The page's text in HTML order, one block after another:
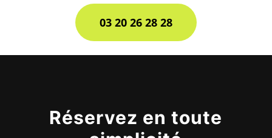
03 20 26 28 28
Réservez en toute